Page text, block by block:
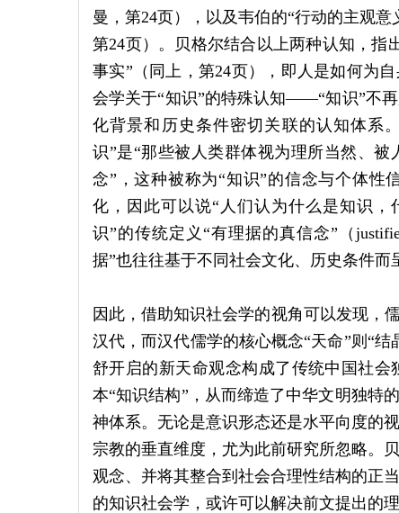
曼，第24页），以及韦伯的“行动的主观
第24页）。贝格尔结合以上两种认知，指
事实”（同上，第24页），即人是如何为
会学关于“知识”的特殊认知——“知识”不
化背景和历史条件密切关联的认知体系
识”是“那些被人类群体视为理所当然、
念”，这种被称为“知识”的信念与个体性
化，因此可以说“人们认为什么是知识，
识”的传统定义“有理据的真信念”（
据”也往往基于不同社会文化、历史条件而
因此，借助知识社会学的视角可以发现，
汉代，而汉代儒学的核心概念“天命”则“
舒开启的新天命观念构成了传统中国社
本“知识结构”，从而缔造了中华文明独特
神体系。无论是意识形态还是水平向度的
宗教的垂直维度，尤为此前研究所忽略。
观念、并将其整合到社会合理性结构的正
的知识社会学，或许可以解决前文提出的